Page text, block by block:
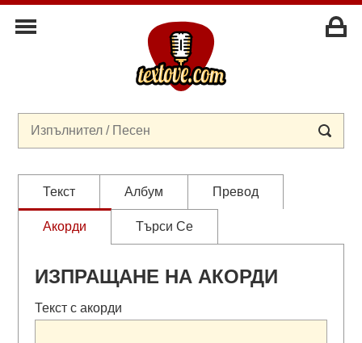
Текст Албум Превод
Акорди Търси Се
ИЗПРАЩАНЕ НА АКОРДИ
Текст с акорди